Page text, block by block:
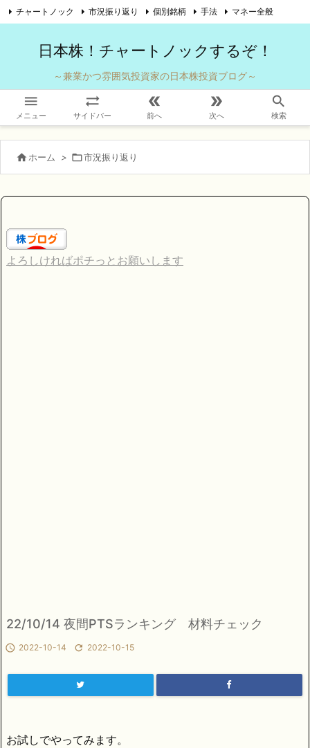
日本株！チャートノックするぞ！
～兼業かつ雰囲気投資家の日本株投資ブログ～

メニュー

サイドバー

前へ

次へ

検索
チャートノック 市況振り返り 個別銘柄 手法 マネー全般
 ホーム > 市況振り返り
よろしければポチっとお願いします
22/10/14 夜間PTSランキング 材料チェック
 2022-10-14  2022-10-15
お試しでやってみます。